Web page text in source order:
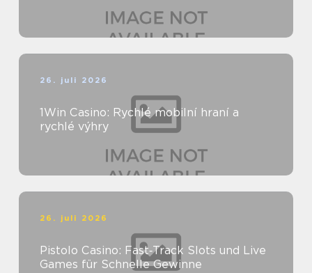
26. juli 2026
1Win Casino: Rychlé mobilní hraní a
rychlé výhry
26. juli 2026
Pistolo Casino: Fast‑Track Slots und Live
Games für Schnelle Gewinne